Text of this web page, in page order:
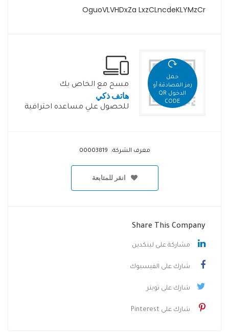
OguoVLVHDxZa LxzCLncdeKLYMzCr
حمل
رمز المصادقة أو
الدخول QR
CODE
مسح مع الخاص بك
هاتف ذكي
للحصول علي مساعده احترافية
معرف الشركة: 00003819
انقر للمتابعة
Share This Company
مشاركة على لينكدين
شارك على الفيسبوك
شارك على تويتر
شارك على Pinterest